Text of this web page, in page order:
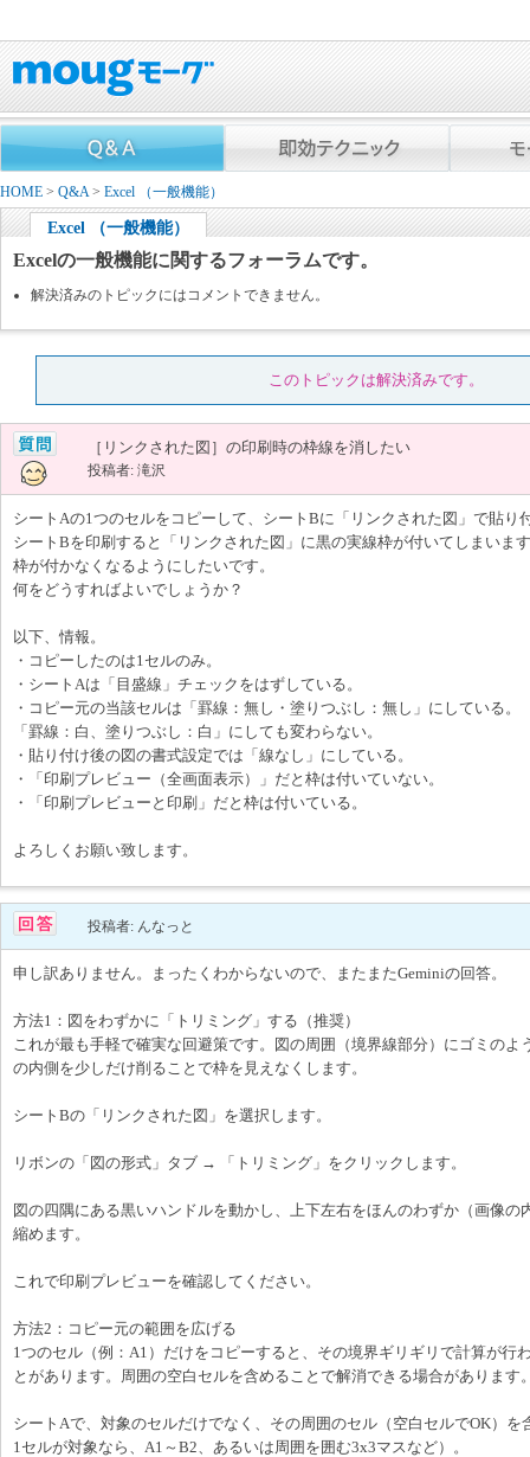
HOME > Q&A> Excel （一般機能）
Excel （一般機能）
Excelの一般機能に関するフォーラムです。
解決済みのトピックにはコメントできません。
このトピックは解決済みです。
［リンクされた図］の印刷時の枠線を消したい
投稿者: 滝沢
シートAの1つのセルをコピーして、シートBに「リンクされた図」で貼り
シートBを印刷すると「リンクされた図」に黒の実線枠が付いてしまいま
枠が付かなくなるようにしたいです。
何をどうすればよいでしょうか？
以下、情報。
・コピーしたのは1セルのみ。
・シートAは「目盛線」チェックをはずしている。
・コピー元の当該セルは「罫線：無し・塗りつぶし：無し」にしている。
「罫線：白、塗りつぶし：白」にしても変わらない。
・貼り付け後の図の書式設定では「線なし」にしている。
・「印刷プレビュー（全画面表示）」だと枠は付いていない。
・「印刷プレビューと印刷」だと枠は付いている。
よろしくお願い致します。
投稿者: んなっと
申し訳ありません。まったくわからないので、またまたGeminiの回答。
方法1：図をわずかに「トリミング」する（推奨）
これが最も手軽で確実な回避策です。図の周囲（境界線部分）にゴミのよ
の内側を少しだけ削ることで枠を見えなくします。
シートBの「リンクされた図」を選択します。
リボンの「図の形式」タブ → 「トリミング」をクリックします。
図の四隅にある黒いハンドルを動かし、上下左右をほんのわずか（画像の
縮めます。
これで印刷プレビューを確認してください。
方法2：コピー元の範囲を広げる
1つのセル（例：A1）だけをコピーすると、その境界ギリギリで計算が行
とがあります。周囲の空白セルを含めることで解消できる場合があります
シートAで、対象のセルだけでなく、その周囲のセル（空白セルでOK）
1セルが対象なら、A1～B2、あるいは周囲を囲む3x3マスなど）。